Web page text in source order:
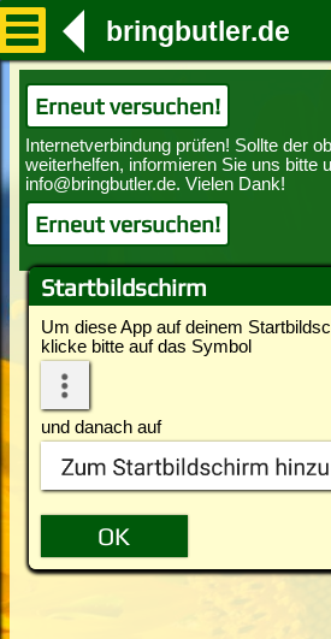
Startbildschirm
Um diese App auf deinem
klicke bitte auf das Symbol
und danach auf
bringbutler.de
Erneut versuchen!
Erneut versuchen!